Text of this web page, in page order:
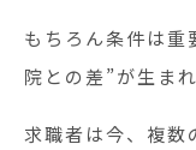
もちろん条件は重
院との差”が生まれ
求職者は今、複数